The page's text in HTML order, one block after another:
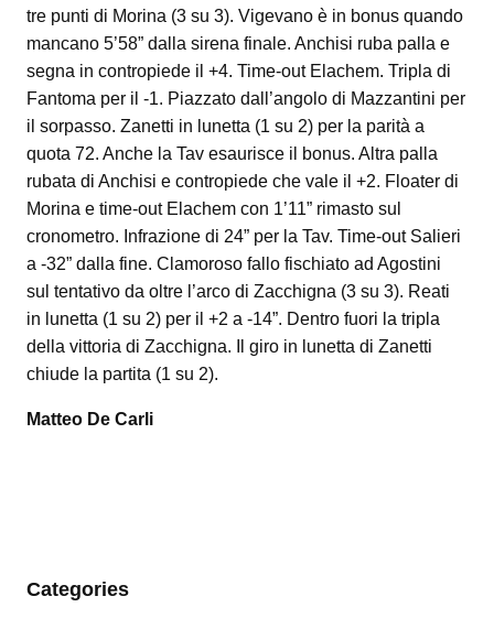
tre punti di Morina (3 su 3). Vigevano è in bonus quando
mancano 5’58” dalla sirena finale. Anchisi ruba palla e
segna in contropiede il +4. Time-out Elachem. Tripla di
Fantoma per il -1. Piazzato dall’angolo di Mazzantini per
il sorpasso. Zanetti in lunetta (1 su 2) per la parità a
quota 72. Anche la Tav esaurisce il bonus. Altra palla
rubata di Anchisi e contropiede che vale il +2. Floater di
Morina e time-out Elachem con 1’11” rimasto sul
cronometro. Infrazione di 24” per la Tav. Time-out Salieri
a -32” dalla fine. Clamoroso fallo fischiato ad Agostini
sul tentativo da oltre l’arco di Zacchigna (3 su 3). Reati
in lunetta (1 su 2) per il +2 a -14”. Dentro fuori la tripla
della vittoria di Zacchigna. Il giro in lunetta di Zanetti
chiude la partita (1 su 2).
Matteo De Carli
Categories